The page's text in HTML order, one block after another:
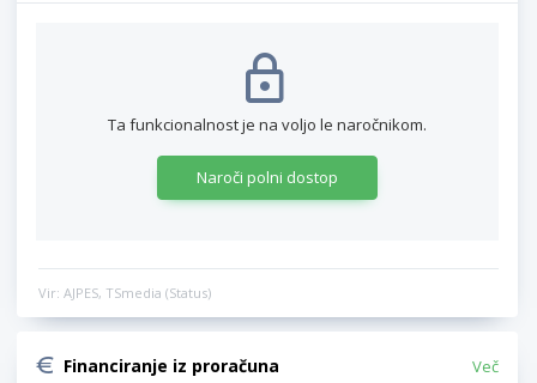
Ta funkcionalnost je na voljo le naročnikom.
Naroči polni dostop
Vir: AJPES, TSmedia (Status)
Financiranje iz proračuna Več